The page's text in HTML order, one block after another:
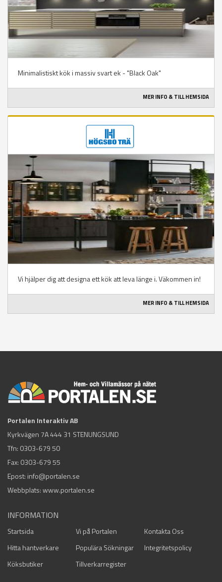
Minimalistiskt kök i massiv svart ek - "Black Oak"
MER INFO & TILL HEMSIDA
Vi hjälper dig att designa ett kök att leva länge i. Väkommen in!
MER INFO & TILL HEMSIDA
Portalen Interaktiv AB
Kyrkvägen 7A 444 31 STENUNGSUND
Tfn: 0303-679 50
Fax: 0303-679 55
Epost: info@portalen.se
Webbplats: www.portalen.se
INFORMATION
Startsida Vi på Portalen
Kontakta Oss
Hitta hantverkare
Populära Sökningar
Integritetspolicy
Köksbutiker
Tillverkarregister